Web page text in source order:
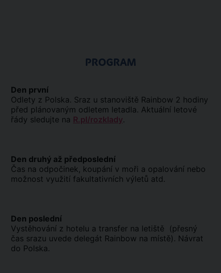
PROGRAM
Den první
Odlety z Polska. Sraz u stanoviště Rainbow 2 hodiny
před plánovaným odletem letadla. Aktuální letové
řády sledujte na R.pl/rozklady.
Den druhý až předposlední
Čas na odpočinek, koupání v moři a opalování nebo
možnost využití fakultativních výletů atd.
Den poslední
Vystěhování z hotelu a transfer na letiště (přesný
čas srazu uvede delegát Rainbow na místě). Návrat
do Polska.